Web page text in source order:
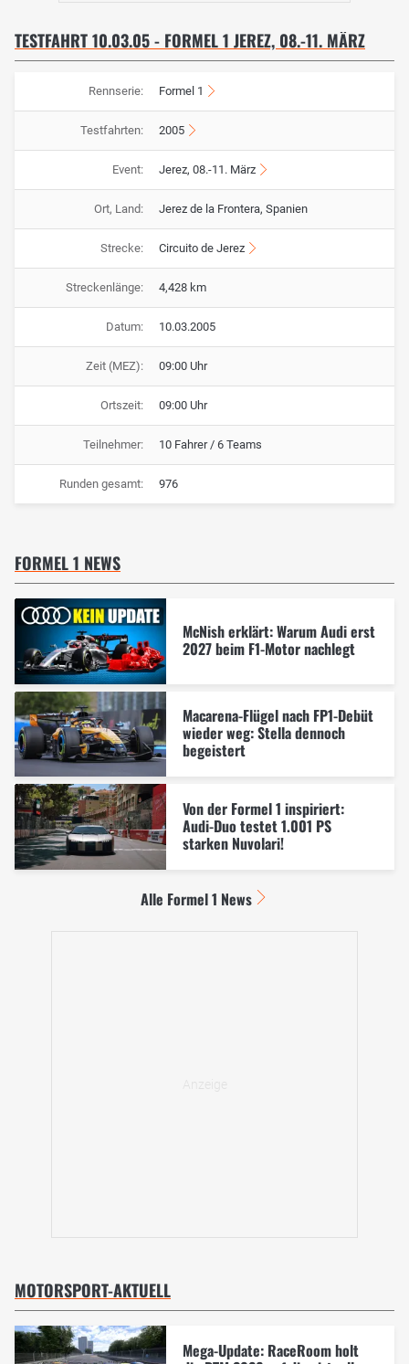
TESTFAHRT 10.03.05 - FORMEL 1 JEREZ, 08.-11. MÄRZ
Rennserie: Formel 1
Testfahrten: 2005
Event: Jerez, 08.-11. März
Ort, Land: Jerez de la Frontera, Spanien
Strecke: Circuito de Jerez
Streckenlänge: 4,428 km
Datum: 10.03.2005
Zeit (MEZ): 09:00 Uhr
Ortszeit: 09:00 Uhr
Teilnehmer: 10 Fahrer / 6 Teams
Runden gesamt: 976
FORMEL 1 NEWS
McNish erklärt: Warum Audi erst
2027 beim F1-Motor nachlegt
Macarena-Flügel nach FP1-Debüt
wieder weg: Stella dennoch
begeistert
Von der Formel 1 inspiriert:
Audi-Duo testet 1.001 PS
starken Nuvolari!
Alle Formel 1 News
MOTORSPORT-AKTUELL
Mega-Update: RaceRoom holt